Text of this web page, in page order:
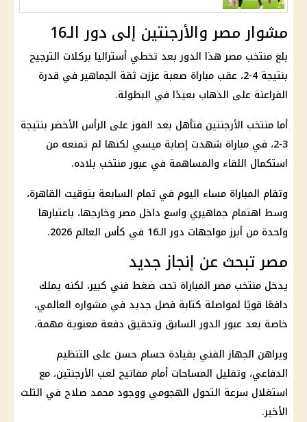
مشوار مصر والأرجنتين إلى دور الـ16
بلغمنتخب مصرهذا الدور بعد تخطي أستراليا بركلات الترجيح
بنتيجة 4-2، عقب مباراة صعبة عززت ثقة الجماهير في قدرة
الفراعنة على الذهاب بعيدًا في البطولة.
أما منتخب الأرجنتين فتأهل بعد الفوز على الرأس الأخضر بنتيجة
3-2، في مباراة شهدت
إصابة ميسي لكنها لم تمنعه من
استكمال اللقاء والمساهمة في عبور منتخب بلاده.
وتقام المباراة مساء اليوم في تمام السابعة بتوقيت القاهرة،
وسط اهتمام جماهيري واسع داخل مصر وخارجها، باعتبارها
واحدة من أبرز مواجهات دور الـ16 في
كأس العالم 2026 .
مصر تبحث عن إنجاز جديد
يدخل منتخب مصرالمباراة تحت ضغط فني كبير، لكنه يملك
دافعًا قويًا لمواصلة كتابة فصل جديد في مشواره العالمي،
خاصة بعد عبور الدور السابق وتحقيق دفعة معنوية مهمة.
ويراهن الجهاز الفني بقيادة حسام حسن على التنظيم
الدفاعي، وتقليل المساحات أمام مفاتيح لعب الأرجنتين، مع
استغلال سرعة التحول الهجومي ووجود محمد صلاح في الثلث
الأخير.